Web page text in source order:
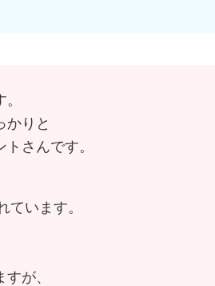
かりと
さんです。
ています。
が、